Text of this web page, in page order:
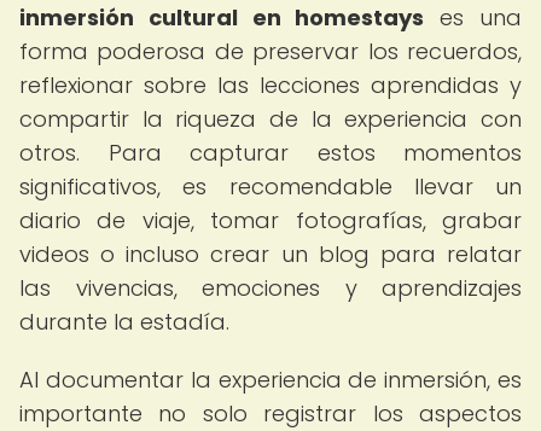
inmersión cultural en homestays es una
forma poderosa de preservar los recuerdos,
reflexionar sobre las lecciones aprendidas y
compartir la riqueza de la experiencia con
otros. Para capturar estos momentos
significativos, es recomendable llevar un
diario de viaje, tomar fotografías, grabar
videos o incluso crear un blog para relatar
las vivencias, emociones y aprendizajes
durante la estadía.
Al documentar la experiencia de inmersión, es
importante no solo registrar los aspectos